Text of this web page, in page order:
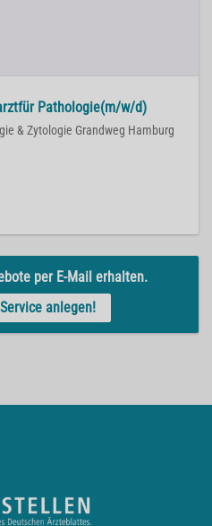
Pathologie(m/w/d)
& Zytologie Grandweg Hamburg
per E-Mail erhalten.
anlegen!